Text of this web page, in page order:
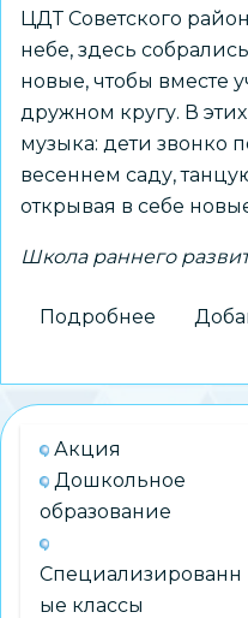
ЦДТ Советского
небе, здесь
новые, чтобы вместе
дружном кругу. В
музыка: дети звонко
весеннем саду,
открывая в себе
Школа раннего
Подробнее
год
открытий
в
«Умка»
Акция
Дошкольное
образование
Специализированн
ые классы